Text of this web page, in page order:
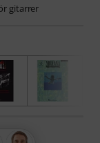
gitarrer